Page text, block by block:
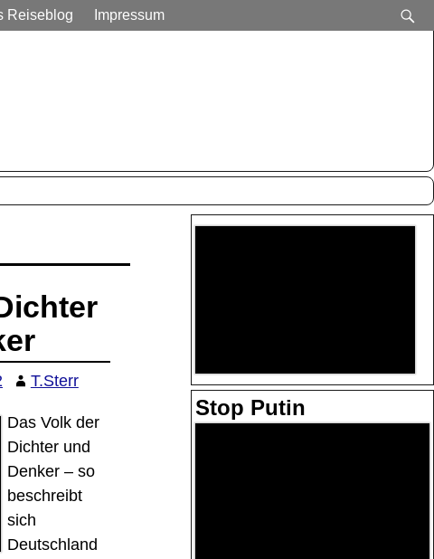
Reiseblog Impressum
T.Sterr
Das Volk der
Dichter und
Denker – so
beschreibt
sich
Deutschland
Stop Putin